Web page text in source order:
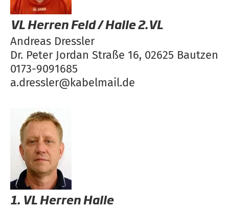
VL Herren Feld / Halle 2.VL
Andreas Dressler
Dr. Peter Jordan Straße 16, 02625 Bautzen
0173-9091685
a.dressler@kabelmail.de
1. VL Herren Halle